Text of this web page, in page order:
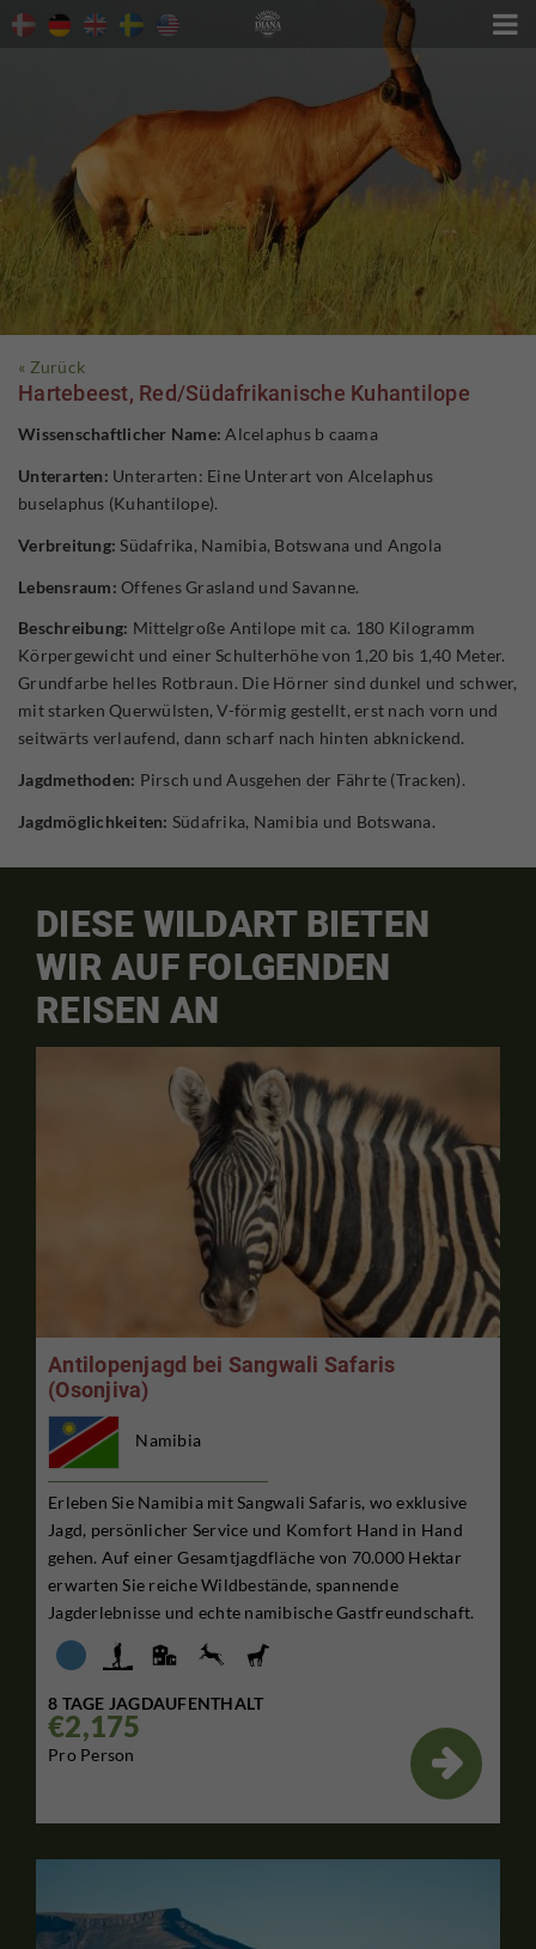

« Zurück
Hartebeest, Red/Südafrikanische Kuhantilope
Wissenschaftlicher Name: Alcelaphus b caama
Unterarten: Unterarten: Eine Unterart von Alcelaphus
buselaphus (Kuhantilope).
Verbreitung: Südafrika, Namibia, Botswana und Angola
Lebensraum: Offenes Grasland und Savanne.
Beschreibung: Mittelgroße Antilope mit ca. 180 Kilogramm
Körpergewicht und einer Schulterhöhe von 1,20 bis 1,40 Meter.
Grundfarbe helles Rotbraun. Die Hörner sind dunkel und schwer,
mit starken Querwülsten, V-förmig gestellt, erst nach vorn und
seitwärts verlaufend, dann scharf nach hinten abknickend.
Jagdmethoden: Pirsch und Ausgehen der Fährte (Tracken).
Jagdmöglichkeiten: Südafrika, Namibia und Botswana.
DIESE WILDART BIETEN
WIR AUF FOLGENDEN
REISEN AN
Antilopenjagd bei Sangwali Safaris
(Osonjiva)
Namibia
Erleben Sie Namibia mit Sangwali Safaris, wo exklusive
Jagd, persönlicher Service und Komfort Hand in Hand
gehen. Auf einer Gesamtjagdfläche von 70.000 Hektar
erwarten Sie reiche Wildbestände, spannende
Jagderlebnisse und echte namibische Gastfreundschaft.
8 TAGE JAGDAUFENTHALT
€2,175
Pro Person 